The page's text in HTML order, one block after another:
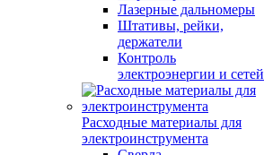
Лазерные дальномеры
Штативы, рейки,
держатели
Контроль
электроэнергии и сетей
Расходные материалы для
электроинструмента